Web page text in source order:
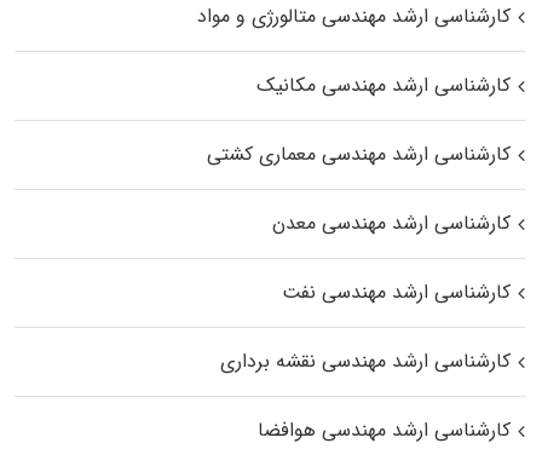
کارشناسی ارشد مهندسی متالورژی و مواد
کارشناسی ارشد مهندسی مکانیک
کارشناسی ارشد مهندسی معماری کشتی
کارشناسی ارشد مهندسی معدن
کارشناسی ارشد مهندسی نفت
کارشناسی ارشد مهندسی نقشه برداری
کارشناسی ارشد مهندسی هوافضا